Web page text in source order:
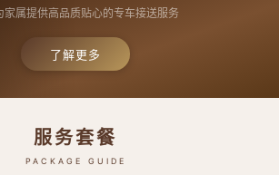
家属提供高品质贴心的专车接送服务
了解更多
服务套餐
PACKAGE GUIDE